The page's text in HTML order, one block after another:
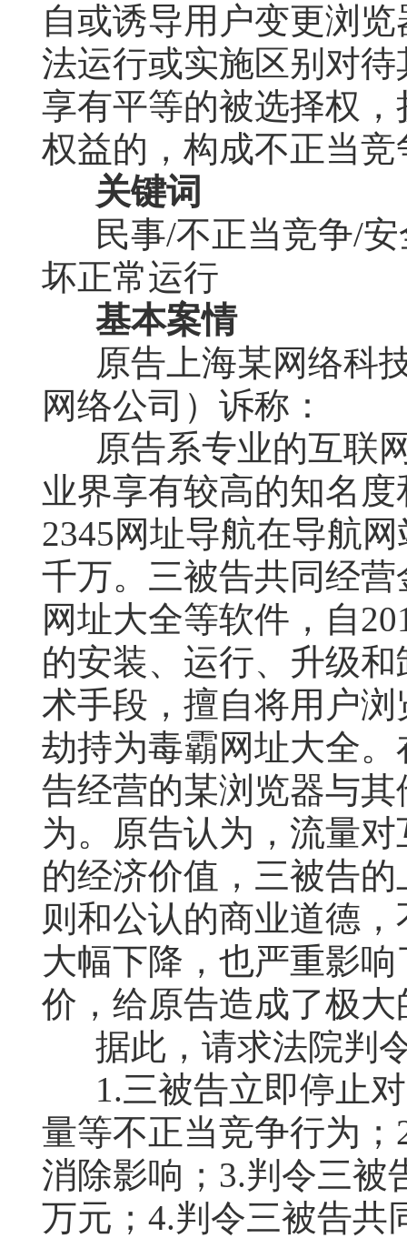
自或诱导用户变更浏
法运行或实施区别对
享有平等的被选择权
权益的，构成不正当竞
关键词
民事/不正当竞争/
坏正常运行
基本案情
原告上海某网络科
网络公司）诉称：
原告系专业的互联
业界享有较高的知名
2345网址导航在导航
千万。三被告共同经
网址大全等软件，自
的安装、运行、升级
术手段，擅自将用户
劫持为毒霸网址大全
告经营的某浏览器与
为。原告认为，流量
的经济价值，三被告
则和公认的商业道德
大幅下降，也严重影
价，给原告造成了极
据此，请求法院判
1.三被告立即停止
量等不正当竞争行为
消除影响；3.判令三被
万元；4.判令三被告共